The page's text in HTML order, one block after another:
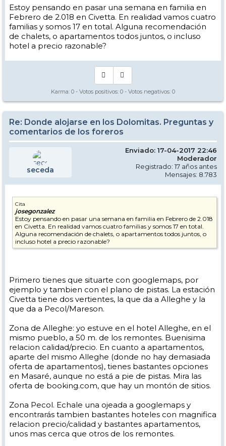
Estoy pensando en pasar una semana en familia en
Febrero de 2.018 en Civetta. En realidad vamos cuatro
familias y somos 17 en total. Alguna recomendación
de chalets, o apartamentos todos juntos, o incluso
hotel a precio razonable?
Karma: 0 - Votos positivos: 0 - Votos negativos: 0
Re: Donde alojarse en los Dolomitas. Preguntas y
comentarios de los foreros
seceda
Enviado: 17-04-2017 22:46
Moderador
Registrado: 17 años antes
Mensajes: 8.783
Cita
josegonzalez
Estoy pensando en pasar una semana en familia en Febrero de 2.018
en Civetta. En realidad vamos cuatro familias y somos 17 en total.
Alguna recomendación de chalets, o apartamentos todos juntos, o
incluso hotel a precio razonable?
Primero tienes que situarte con googlemaps, por
ejemplo y tambien con el plano de pistas. La estación
Civetta tiene dos vertientes, la que da a Alleghe y la
que da a Pecol/Mareson.
Zona de Alleghe: yo estuve en el hotel Alleghe, en el
mismo pueblo, a 50 m. de los remontes. Buenisima
relacion calidad/precio. En cuanto a apartamentos,
aparte del mismo Alleghe (donde no hay demasiada
oferta de apartamentos), tienes bastantes opciones
en Masaré, aunque no está a pie de pistas. Mira las
oferta de booking.com, que hay un montón de sitios.
Zona Pecol. Echale una ojeada a googlemaps y
encontrarás tambien bastantes hoteles con magnifica
relacion precio/calidad y bastantes apartamentos,
unos mas cerca que otros de los remontes.